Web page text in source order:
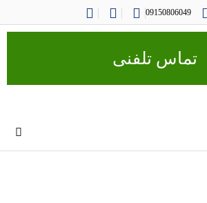
09150806049
تماس تلفنی